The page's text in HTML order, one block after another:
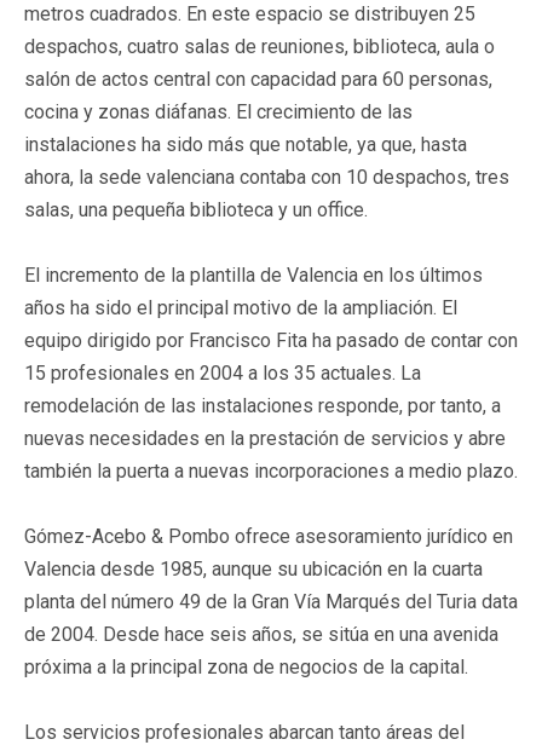
metros cuadrados. En este espacio se distribuyen 25
despachos, cuatro salas de reuniones, biblioteca, aula o
salón de actos central con capacidad para 60 personas,
cocina y zonas diáfanas. El crecimiento de las
instalaciones ha sido más que notable, ya que, hasta
ahora, la sede valenciana contaba con 10 despachos, tres
salas, una pequeña biblioteca y un office.
El incremento de la plantilla de Valencia en los últimos
años ha sido el principal motivo de la ampliación. El
equipo dirigido por Francisco Fita ha pasado de contar con
15 profesionales en 2004 a los 35 actuales. La
remodelación de las instalaciones responde, por tanto, a
nuevas necesidades en la prestación de servicios y abre
también la puerta a nuevas incorporaciones a medio plazo.
Gómez-Acebo & Pombo ofrece asesoramiento jurídico en
Valencia desde 1985, aunque su ubicación en la cuarta
planta del número 49 de la Gran Vía Marqués del Turia data
de 2004. Desde hace seis años, se sitúa en una avenida
próxima a la principal zona de negocios de la capital.
Los servicios profesionales abarcan tanto áreas del